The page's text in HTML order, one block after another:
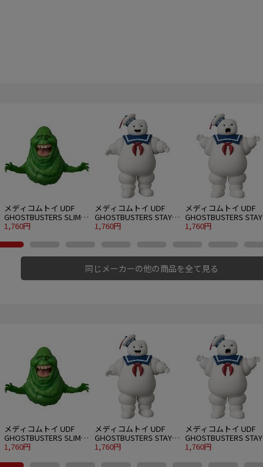
メディコムトイ UDF
GHOSTBUSTERS SLIMER
(GREEN GHOST)
1,760円
メディコムトイ UDF
GHOSTBUSTERS STAY
PUFT MARSHMALLOW
1,760円
メディコムトイ UDF
GHOSTBUSTERS STAY
PUFT MARSHMALLOW
1,760円
同じメーカーの他の商品を全て見る
メディコムトイ UDF
GHOSTBUSTERS SLIMER
(GREEN GHOST)
1,760円
メディコムトイ UDF
GHOSTBUSTERS STAY
PUFT MARSHMALLOW
1,760円
メディコムトイ UDF
GHOSTBUSTERS STAY
PUFT MARSHMALLOW
1,760円